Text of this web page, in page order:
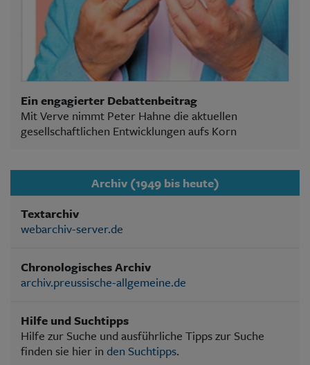
Ein engagierter Debattenbeitrag
Mit Verve nimmt Peter Hahne die aktuellen
gesellschaftlichen Entwicklungen aufs Korn
Archiv (1949 bis heute)
Textarchiv
webarchiv-server.de
Chronologisches Archiv
archiv.preussische-allgemeine.de
Hilfe und Suchtipps
Hilfe zur Suche und ausführliche Tipps zur Suche
finden sie hier in den Suchtipps.